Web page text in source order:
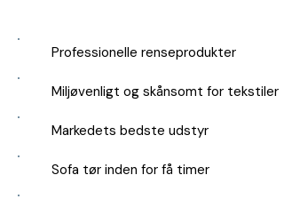
Professionelle renseprodukter
Miljøvenligt og skånsomt for tekstiler
Markedets bedste udstyr
Sofa tør inden for få timer